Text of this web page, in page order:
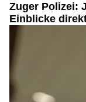
Zuger Polizei:
Einblicke